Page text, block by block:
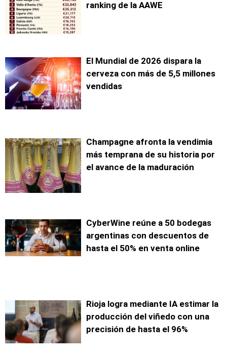
ranking de la AAWE
El Mundial de 2026 dispara la
cerveza con más de 5,5 millones
vendidas
Champagne afronta la vendimia
más temprana de su historia por
el avance de la maduración
CyberWine reúne a 50 bodegas
argentinas con descuentos de
hasta el 50% en venta online
Rioja logra mediante IA estimar la
producción del viñedo con una
precisión de hasta el 96%